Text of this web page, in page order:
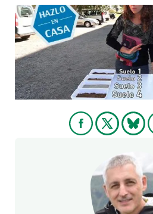
NOTÍCIES I AGENDA